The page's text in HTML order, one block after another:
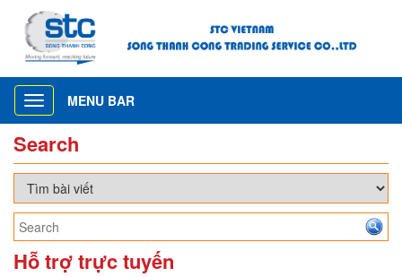
Toggle
navigation
MENU BAR
Search
Hỗ trợ trực tuyến